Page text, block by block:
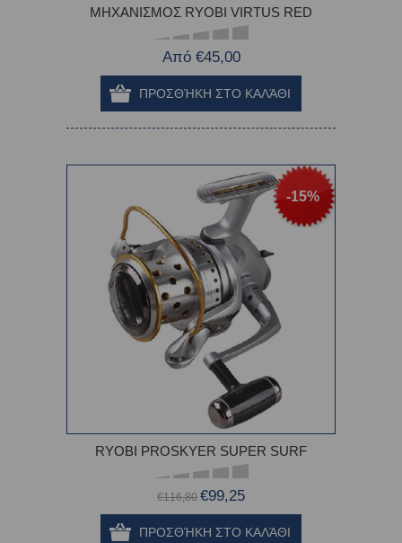
MΗΧΑΝΙΣΜΟΣ RYOBI VIRTUS RED
Από €45,00
-15%
RYOBI PROSKYER SUPER SURF
€116,80 €99,25